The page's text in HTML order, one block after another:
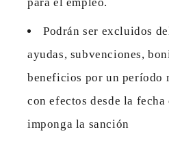
Podrán ser excluidos
ayudas, subvenciones,
beneficios por un período
con efectos desde la
imponga la sanción